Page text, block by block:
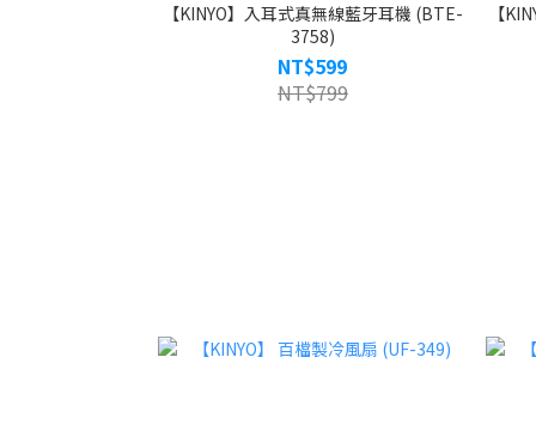
【KINYO】入耳式真無線藍牙耳機 (BTE-
3758)
NT$599
NT$799
【